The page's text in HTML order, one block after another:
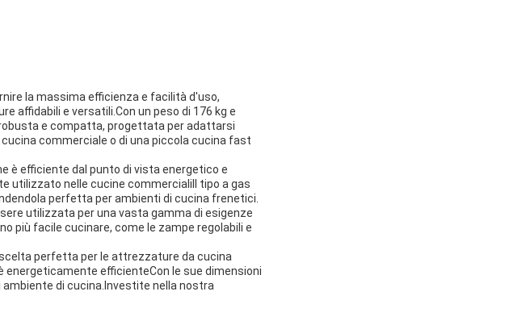
la massima efficienza e facilità d'uso,
affidabili e versatili.Con un peso di 176 kg e
e compatta, progettata per adattarsi
commerciale o di una piccola cucina fast
è efficiente dal punto di vista energetico e
utilizzato nelle cucine commercialiIl tipo a gas
perfetta per ambienti di cucina frenetici.
utilizzata per una vasta gamma di esigenze
più facile cucinare, come le zampe regolabili e
perfetta per le attrezzature da cucina
efficienteCon le sue dimensioni
di cucina.Investite nella nostra